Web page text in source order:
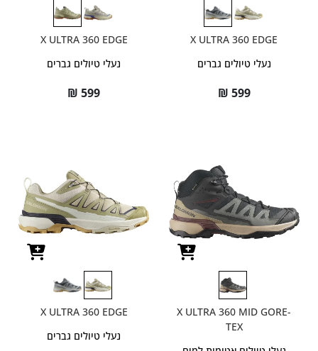
X ULTRA 360 EDGE
נעלי טיולים גברים
₪ 599
X ULTRA 360 EDGE
נעלי טיולים גברים
₪ 599
X ULTRA 360 MID GORE-
TEX
X ULTRA 360 EDGE
נעלי טיולים גברים